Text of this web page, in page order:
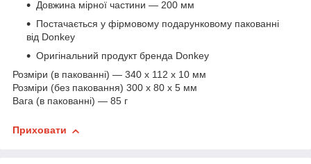
Довжина мірної частини — 200 мм
Постачається у фірмовому подарунковому пакованні
від Donkey
Оригінальний продукт бренда Donkey
Розміри (в пакованні) — 340 x 112 x 10 мм
Розміри (без паковання) 300 x 80 x 5 мм
Вага (в пакованні) — 85 г
Приховати